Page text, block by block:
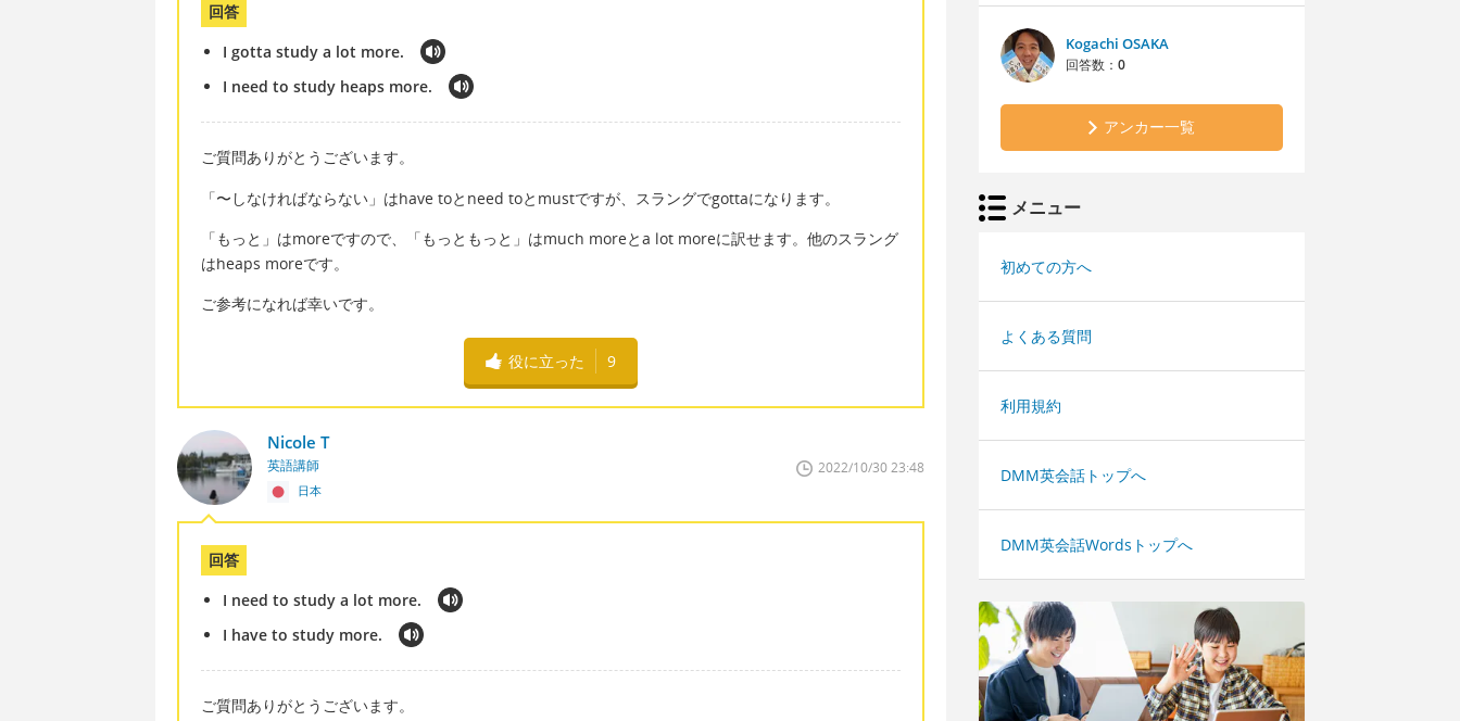
回答
I gotta study a lot more.
I need to study heaps more.
ご質問ありがとうございます。
「〜しなければならない」はhave toとneed toとmustですが、スラングでgottaになります。
「もっと」はmoreですので、「もっともっと」はmuch moreとa lot moreに訳せます。他のスラング
はheaps moreです。
ご参考になれば幸いです。
役に立った 9
Nicole T
英語講師
日本
2022/10/30 23:48
回答
I need to study a lot more.
I have to study more.
ご質問ありがとうございます。
Kogachi OSAKA
回答数： 0
アンカー一覧
メニュー
初めての方へ
よくある質問
利用規約
DMM英会話トップへ
DMM英会話Wordsトップへ